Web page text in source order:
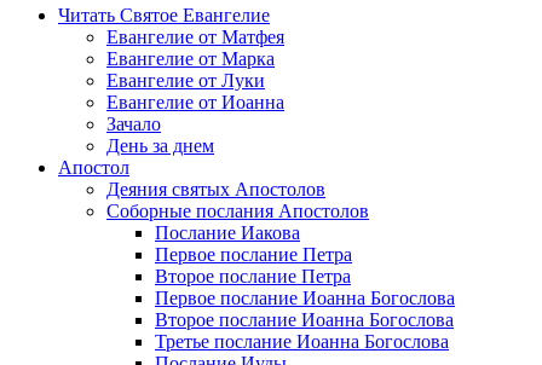
Читать Святое Евангелие
Евангелие от Матфея
Евангелие от Марка
Евангелие от Луки
Евангелие от Иоанна
Зачало
День за днем
Апостол
Деяния святых Апостолов
Соборные послания Апостолов
Послание Иакова
Первое послание Петра
Второе послание Петра
Первое послание Иоанна Богослова
Второе послание Иоанна Богослова
Третье послание Иоанна Богослова